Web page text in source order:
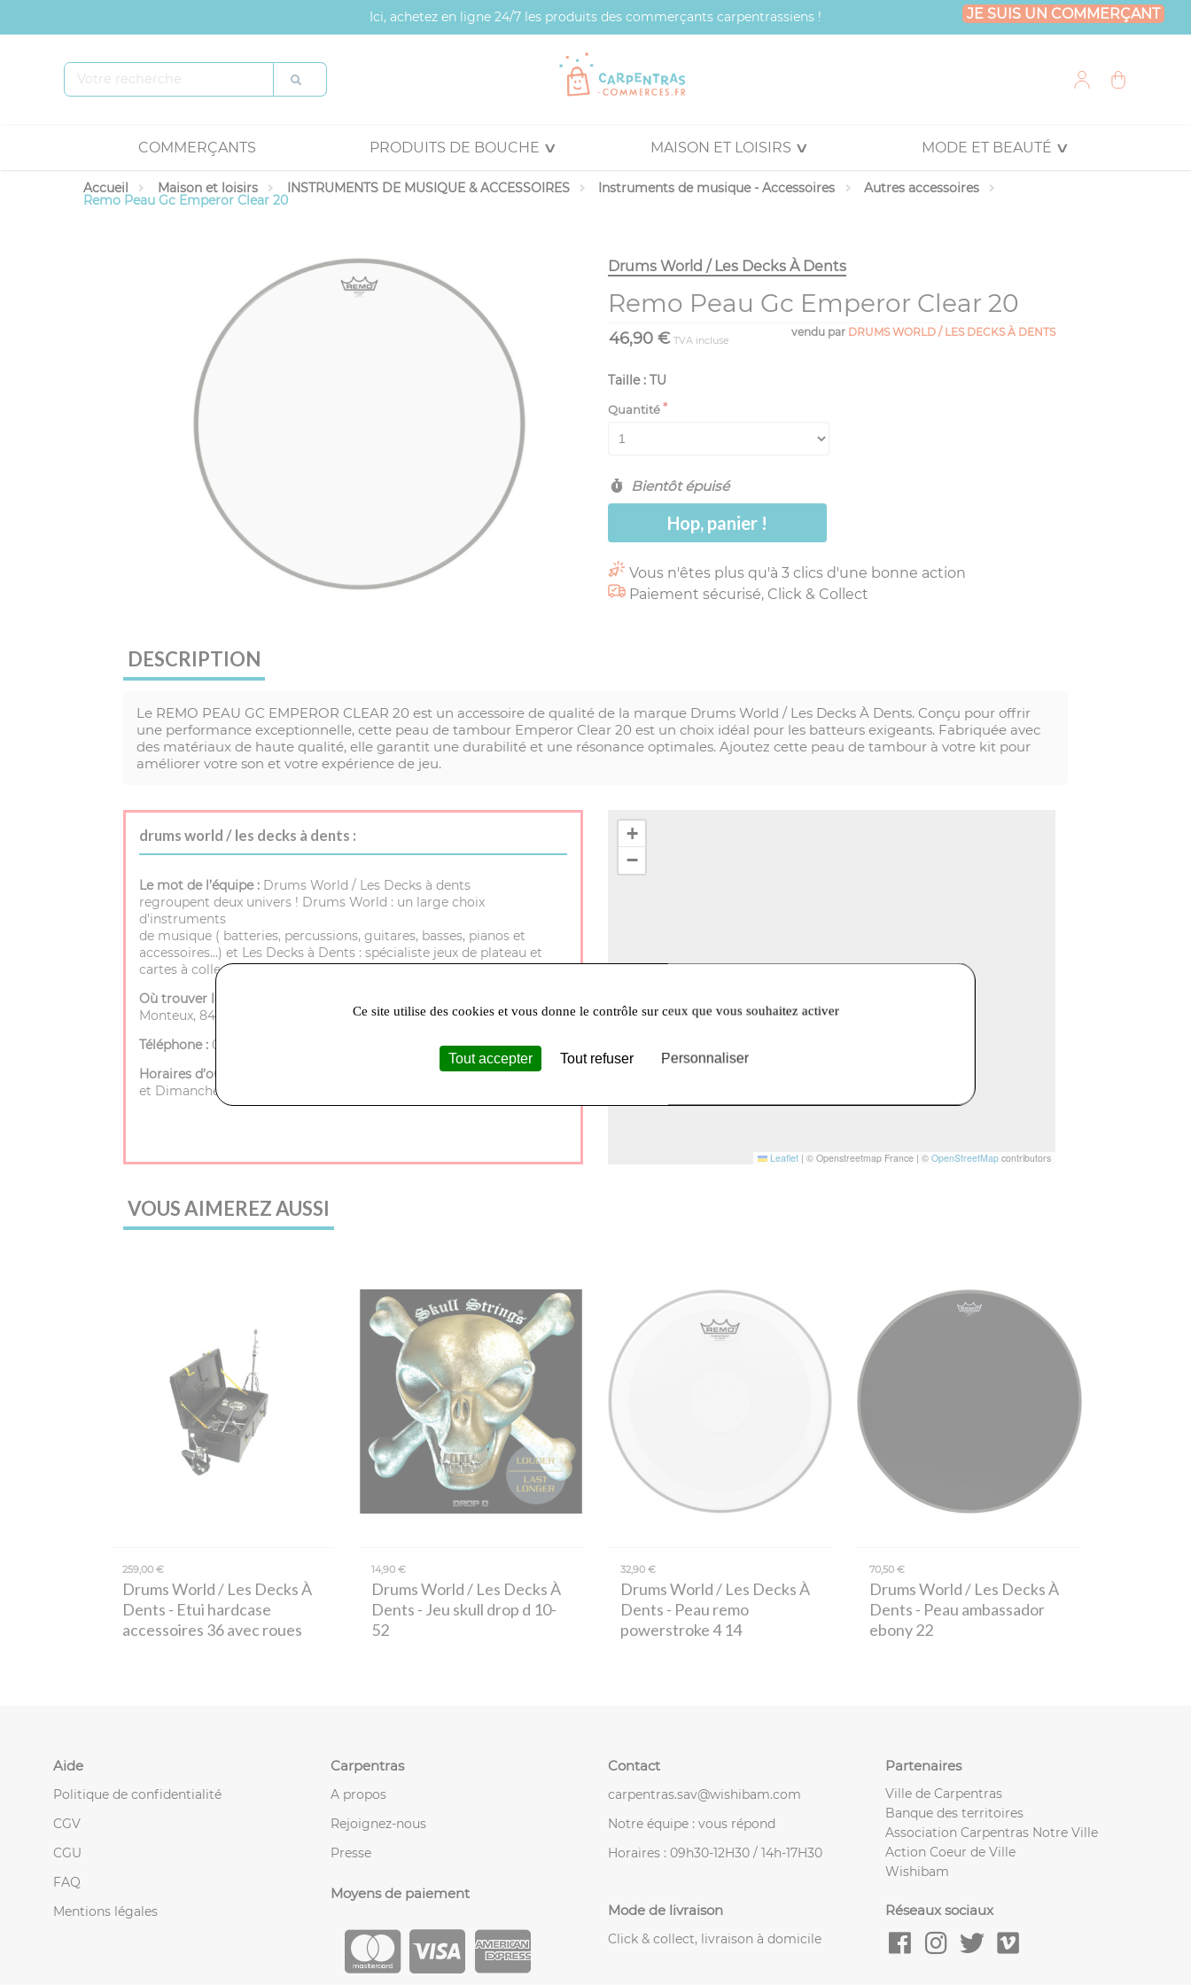
Ici, achetez en ligne 24/7 les produits des commerçants carpentrassiens ! JE SUIS UN COMMERÇANT
COMMERÇANTS PRODUITS DE BOUCHE MAISON ET LOISIRS MODE ET BEAUTÉ
Accueil Maison et loisirs INSTRUMENTS DE MUSIQUE & ACCESSOIRES Instruments de musique - Accessoires Autres accessoires
Remo Peau Gc Emperor Clear 20
Drums World / Les Decks À Dents
Remo Peau Gc Emperor Clear 20
vendu par DRUMS WORLD / LES DECKS À DENTS
46,90 € TVA incluse
Taille : TU
Quantité
Bientôt épuisé
Hop, panier !
Vous n'êtes plus qu'à 3 clics d'une bonne action
Paiement sécurisé, Click & Collect
DESCRIPTION
Le REMO PEAU GC EMPEROR CLEAR 20 est un accessoire de qualité de la marque Drums World / Les Decks À Dents. Conçu pour offrir
une performance exceptionnelle, cette peau de tambour Emperor Clear 20 est un choix idéal pour les batteurs exigeants. Fabriquée avec
des matériaux de haute qualité, elle garantit une durabilité et une résonance optimales. Ajoutez cette peau de tambour à votre kit pour
améliorer votre son et votre expérience de jeu.
drums world / les decks à dents :
Le mot de l’équipe : Drums World / Les Decks à dents
regroupent deux univers ! Drums World : un large choix
d'instruments
de musique ( batteries, percussions, guitares, basses, pianos et
accessoires…) et Les Decks à Dents : spécialiste jeux de plateau et
cartes à collectionner.
Où trouver le magasin :
Monteux, 84200 Carpentras
Téléphone : 04 90 40 25 35
Horaires d’ouverture :
Mardi à Samedi - 9h30 à 12h et 14h à 18h Lundi
et Dimanche - Fermé
+
−
Leaflet | © Openstreetmap France | © OpenStreetMapcontributors
VOUS AIMEREZ AUSSI
259,00 €
Drums World / Les Decks À
Dents - Etui hardcase
accessoires 36 avec roues
14,90 €
Drums World / Les Decks À
Dents - Jeu skull drop d 10-
52
32,90 €
Drums World / Les Decks À
Dents - Peau remo
powerstroke 4 14
70,50 €
Drums World / Les Decks À
Dents - Peau ambassador
ebony 22
Aide
Politique de confidentialité
CGV
CGU
FAQ
Mentions légales
Carpentras
A propos
Rejoignez-nous
Presse
Moyens de paiement
Contact
carpentras.sav@wishibam.com
Notre équipe : vous répond
Horaires : 09h30-12H30 / 14h-17H30
Mode de livraison
Click & collect, livraison à domicile
Partenaires
Ville de Carpentras
Banque des territoires
Association Carpentras Notre Ville
Action Coeur de Ville
Wishibam
Réseaux sociaux
Ce site utilise des cookies et vous donne le contrôle sur ceux que vous souhaitez activer
Tout accepter Tout refuser Personnaliser